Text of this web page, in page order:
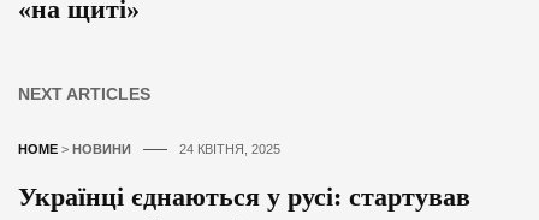
«на щиті»
NEXT ARTICLES
HOME > НОВИНИ 24 КВІТНЯ, 2025
Українці єднаються у русі: стартував